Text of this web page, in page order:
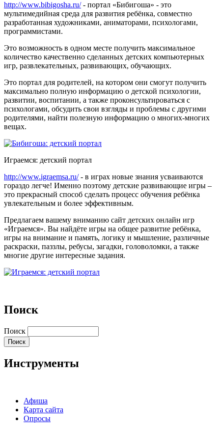
http://www.bibigosha.ru/- портал «Бибигоша» - это
мультимедийная среда для развития ребёнка, совместно
разработанная художниками, аниматорами, психологами,
программистами.
Это возможность в одном месте получить максимальное
количество качественно сделанных детских компьютерных
игр, развлекательных, развивающих, обучающих.
Это портал для родителей, на котором они смогут получить
максимально полную информацию о детской психологии,
развитии, воспитании, а также проконсультироваться с
психологами, обсудить свои взгляды и проблемы с другими
родителями, найти полезную информацию о многих-многих
вещах.
Играемся: детский портал
http://www.igraemsa.ru/- в играх новые знания усваиваются
гораздо легче! Именно поэтому детские развивающие игры –
это прекрасный способ сделать процесс обучения ребёнка
увлекательным и более эффективным.
Предлагаем вашему вниманию сайт детских онлайн игр
«Играемся». Вы найдёте игры на общее развитие ребёнка,
игры на внимание и память, логику и мышление, различные
раскраски, паззлы, ребусы, загадки, головоломки, а также
многие другие интересные задания.
Поиск
Поиск
Инструменты
Афиша
Карта сайта
Опросы